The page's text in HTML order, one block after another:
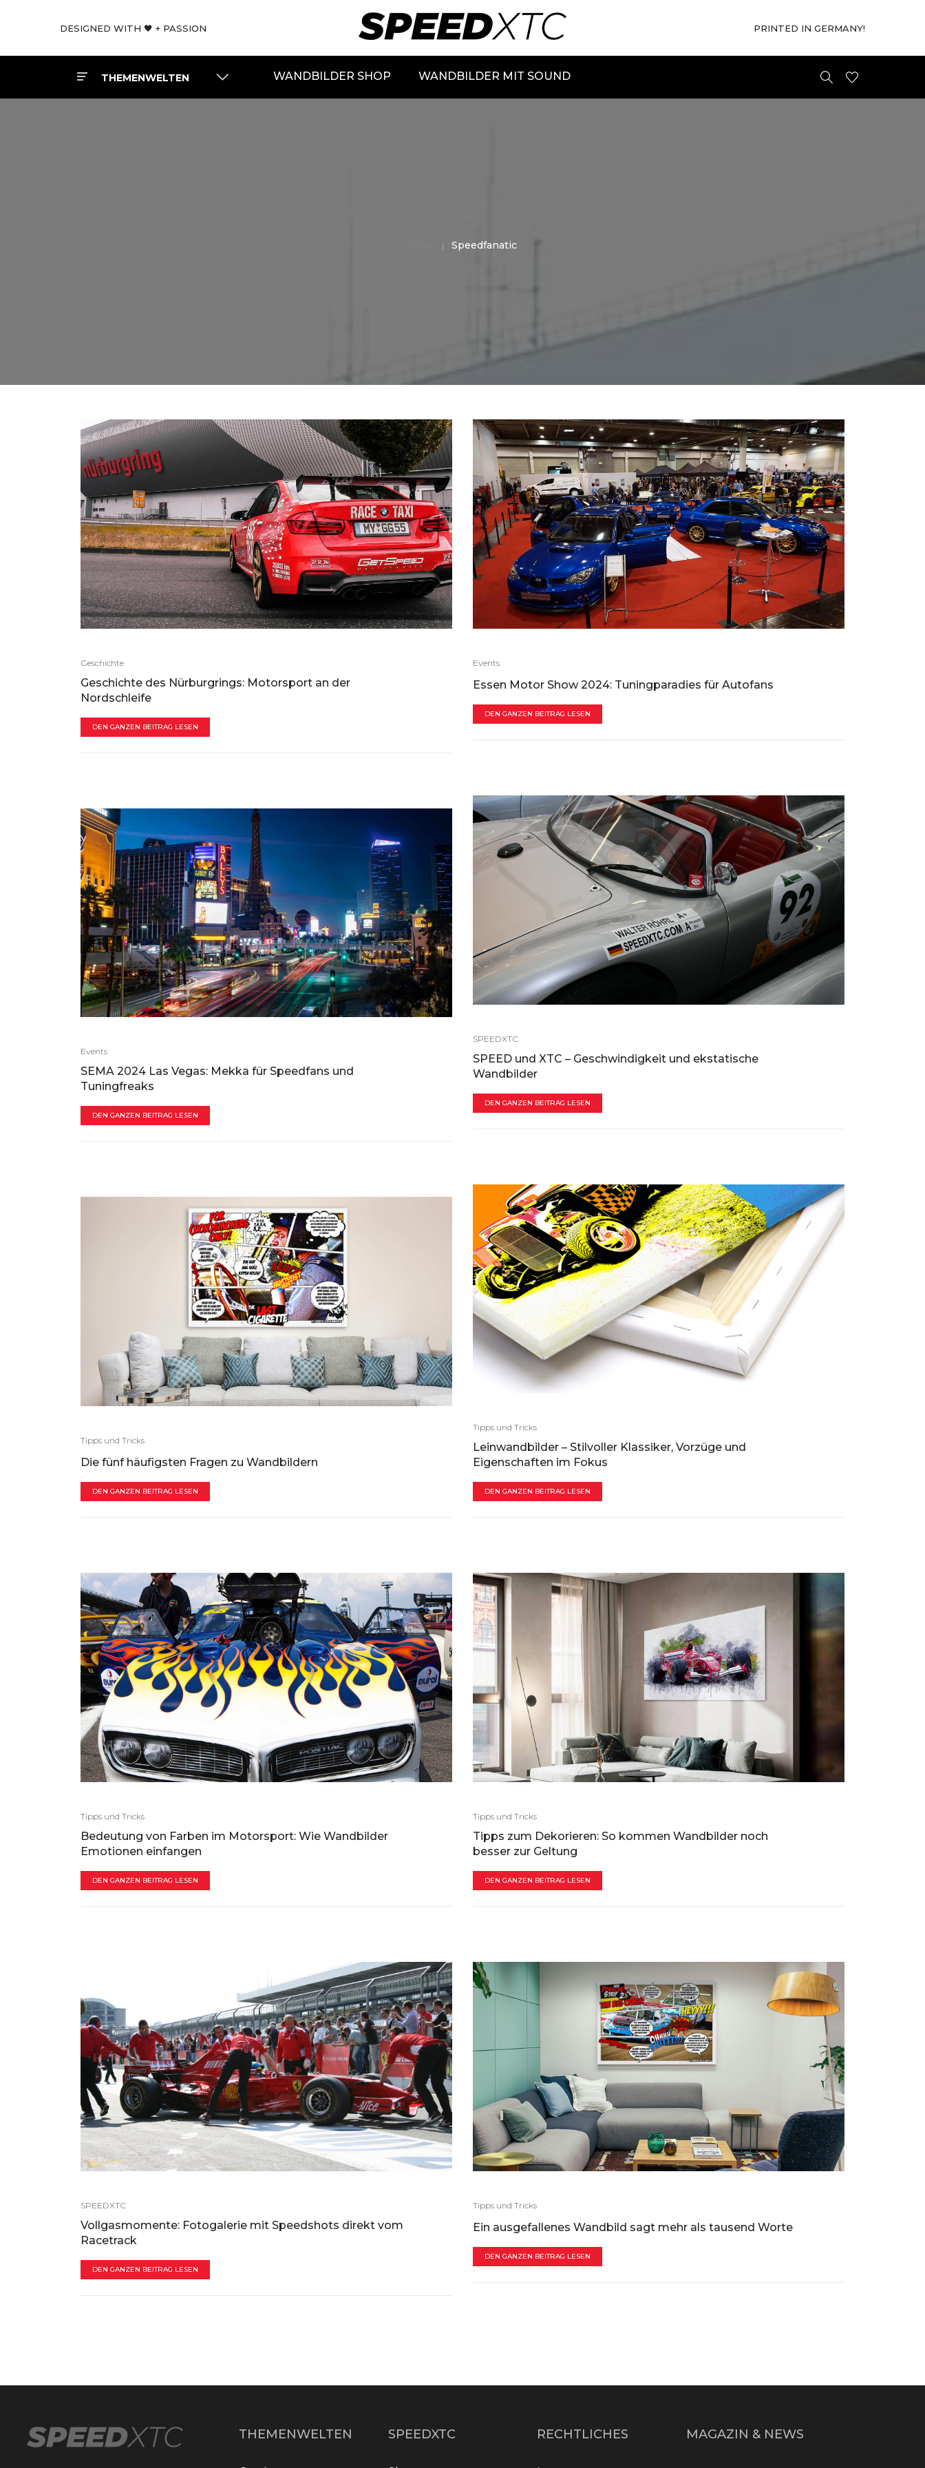
DESIGNED WITH 🖤 + PASSION PRINTED IN GERMANY!
THEMENWELTEN WANDBILDER SHOP WANDBILDER MIT SOUND
Speedfanatic
Geschichte
Geschichte des Nürburgrings: Motorsport an der
Nordschleife
DEN GANZEN BEITRAG LESEN
Events
Essen Motor Show 2024: Tuningparadies für Autofans
DEN GANZEN BEITRAG LESEN
SPEEDXTC
SPEED und XTC – Geschwindigkeit und ekstatische
Wandbilder
DEN GANZEN BEITRAG LESEN
Events
SEMA 2024 Las Vegas: Mekka für Speedfans und
Tuningfreaks
DEN GANZEN BEITRAG LESEN
Tipps und Tricks
Leinwandbilder – Stilvoller Klassiker, Vorzüge und
Eigenschaften im Fokus
DEN GANZEN BEITRAG LESEN
Tipps und Tricks
Die fünf häufigsten Fragen zu Wandbildern
DEN GANZEN BEITRAG LESEN
Tipps und Tricks
Bedeutung von Farben im Motorsport: Wie Wandbilder
Emotionen einfangen
DEN GANZEN BEITRAG LESEN
Tipps und Tricks
Tipps zum Dekorieren: So kommen Wandbilder noch
besser zur Geltung
DEN GANZEN BEITRAG LESEN
SPEEDXTC
Vollgasmomente: Fotogalerie mit Speedshots direkt vom
Racetrack
DEN GANZEN BEITRAG LESEN
Tipps und Tricks
Ein ausgefallenes Wandbild sagt mehr als tausend Worte
DEN GANZEN BEITRAG LESEN
THEMENWELTEN SPEEDXTC RECHTLICHES MAGAZIN & NEWS